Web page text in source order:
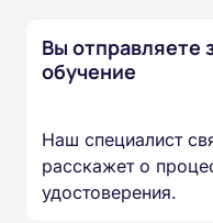
Вы отправляете
обучение
Наш специалист
расскажет о
удостоверения.